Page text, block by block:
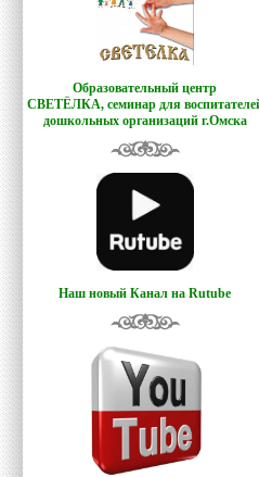
Образовательный центр
СВЕТЁЛКА, семинар для
дошкольных организаций г.Омска
Наш новый Канал на Rutube